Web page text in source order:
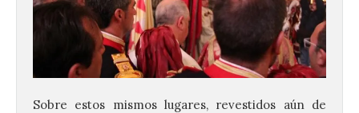
Sobre estos mismos lugares, revestidos aún de